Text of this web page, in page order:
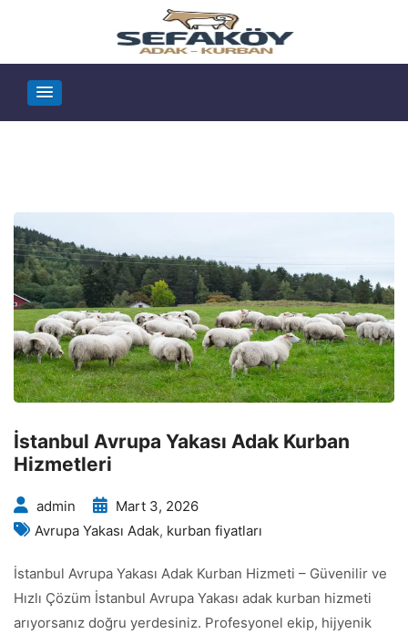
İstanbul Avrupa Yakası Adak Kurban
Hizmetleri
admin
Mart 3, 2026
Avrupa Yakası Adak, kurban fiyatları
İstanbul Avrupa Yakası Adak Kurban Hizmeti – Güvenilir ve
Hızlı Çözüm İstanbul Avrupa Yakası adak kurban hizmeti
arıyorsanız doğru yerdesiniz. Profesyonel ekip, hijyenik